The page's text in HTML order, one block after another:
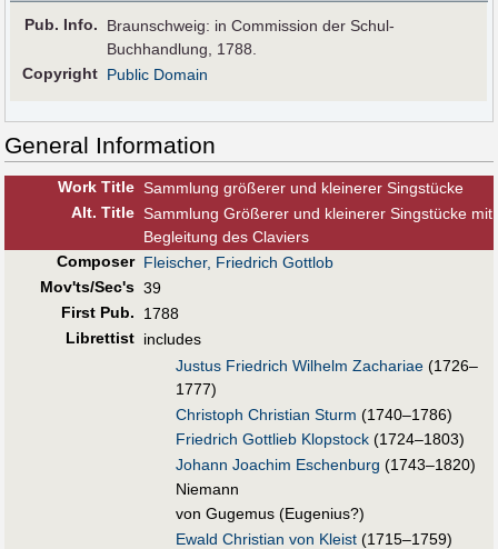
Pub. Info.
Braunschweig: in Commission der Schul-
Buchhandlung, 1788.
Copyright Public Domain
General Information
Work Title Sammlung größerer und kleinerer Singstücke
Alt. Title Sammlung Größerer und kleinerer Singstücke mit
Begleitung des Claviers
Composer Fleischer, Friedrich Gottlob
Mov'ts/Sec's 39
First Pub.
1788
Librettist includes
Justus Friedrich Wilhelm Zachariae(1726–
1777)
Christoph Christian Sturm (1740–1786)
Friedrich Gottlieb Klopstock(1724–1803)
Johann Joachim Eschenburg (1743–1820)
Niemann
von Gugemus (Eugenius?)
Ewald Christian von Kleist(1715–1759)